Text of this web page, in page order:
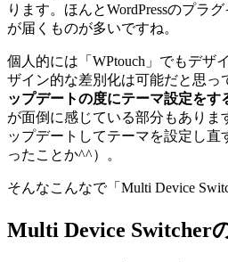
ります。ほんとWordPressのプラ
が届くものが多いですね。
個人的には「WPtouch」でもデザ
ザイン的な差別化は可能だと思っ
ップデートの度にテーマ設定をす
が面倒に感じている部分もありま
ップデートしてテーマを設定し直
ったことか^^）。
そんなこんなで「Multi Device
Multi Device Switcher